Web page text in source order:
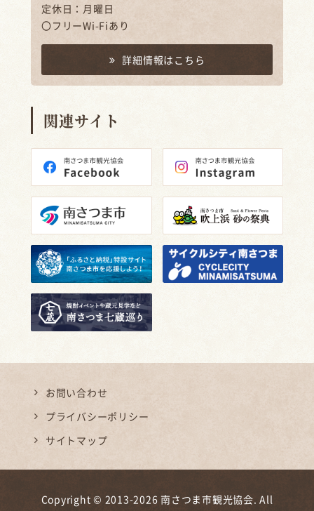
定休日：月曜日
〇フリーWi-Fiあり
詳細情報はこちら
関連サイト
お問い合わせ
プライバシーポリシー
サイトマップ
Copyright © 2013-2026 南さつま市観光協会. All